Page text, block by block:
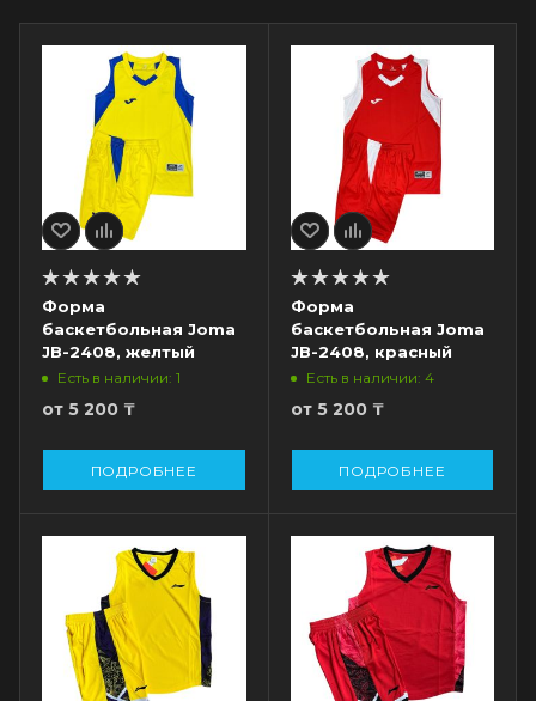
Форма
баскетбольная Joma
JB-2408, желтый
Есть в наличии: 1
от 5 200 ₸
ПОДРОБНЕЕ
Форма
баскетбольная Joma
JB-2408, красный
Есть в наличии: 4
от 5 200 ₸
ПОДРОБНЕЕ